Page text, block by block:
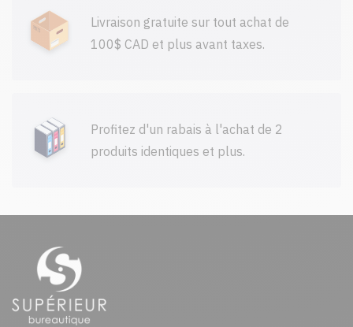
Livraison gratuite sur tout achat de
100$ CAD et plus avant taxes.
Profitez d'un rabais à l'achat de 2
produits identiques et plus.